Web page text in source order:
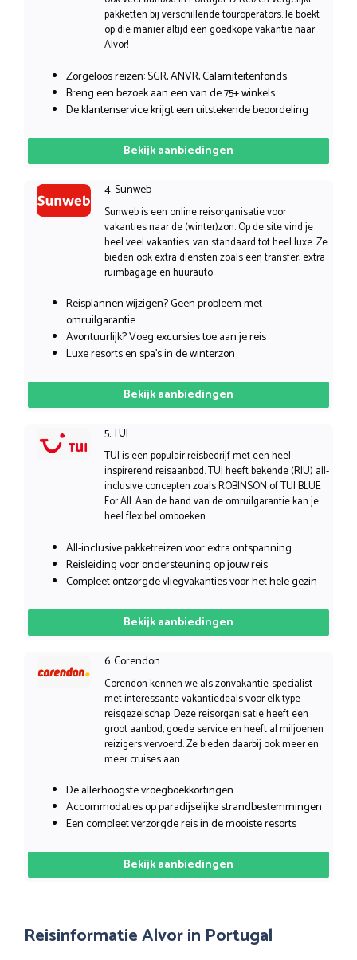
pakketten bij verschillende touroperators. Je boekt
op die manier altijd een goedkope vakantie naar
Alvor!
Zorgeloos reizen: SGR, ANVR, Calamiteitenfonds
Breng een bezoek aan een van de 75+ winkels
De klantenservice krijgt een uitstekende beoordeling
Bekijk aanbiedingen
4. Sunweb
Sunweb is een online reisorganisatie voor
vakanties naar de (winter)zon. Op de site vind je
heel veel vakanties: van standaard tot heel luxe. Ze
bieden ook extra diensten zoals een transfer, extra
ruimbagage en huurauto.
Reisplannen wijzigen? Geen probleem met
omruilgarantie
Avontuurlijk? Voeg excursies toe aan je reis
Luxe resorts en spa’s in de winterzon
Bekijk aanbiedingen
5. TUI
TUI is een populair reisbedrijf met een heel
inspirerend reisaanbod. TUI heeft bekende (RIU) all-
inclusive concepten zoals ROBINSON of TUI BLUE
For All. Aan de hand van de omruilgarantie kan je
heel flexibel omboeken.
All-inclusive pakketreizen voor extra ontspanning
Reisleiding voor ondersteuning op jouw reis
Compleet ontzorgde vliegvakanties voor het hele gezin
Bekijk aanbiedingen
6. Corendon
Corendon kennen we als zonvakantie-specialist
met interessante vakantiedeals voor elk type
reisgezelschap. Deze reisorganisatie heeft een
groot aanbod, goede service en heeft al miljoenen
reizigers vervoerd. Ze bieden daarbij ook meer en
meer cruises aan.
De allerhoogste vroegboekkortingen
Accommodaties op paradijselijke strandbestemmingen
Een compleet verzorgde reis in de mooiste resorts
Bekijk aanbiedingen
Reisinformatie Alvor in Portugal